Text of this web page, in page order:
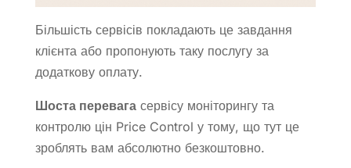
Більшість сервісів покладають це завдання
клієнта або пропонують таку послугу за
додаткову оплату.
Шоста перевагасервісу моніторингу та
контролю цін Price Control у тому, що тут це
зроблять вам абсолютно безкоштовно.